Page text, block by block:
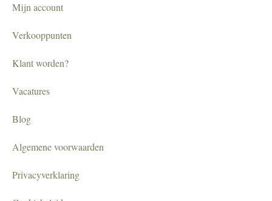
Mijn account
Verkooppunten
Klant worden?
Vacatures
Blog
Algemene voorwaarden
Privacyverklaring